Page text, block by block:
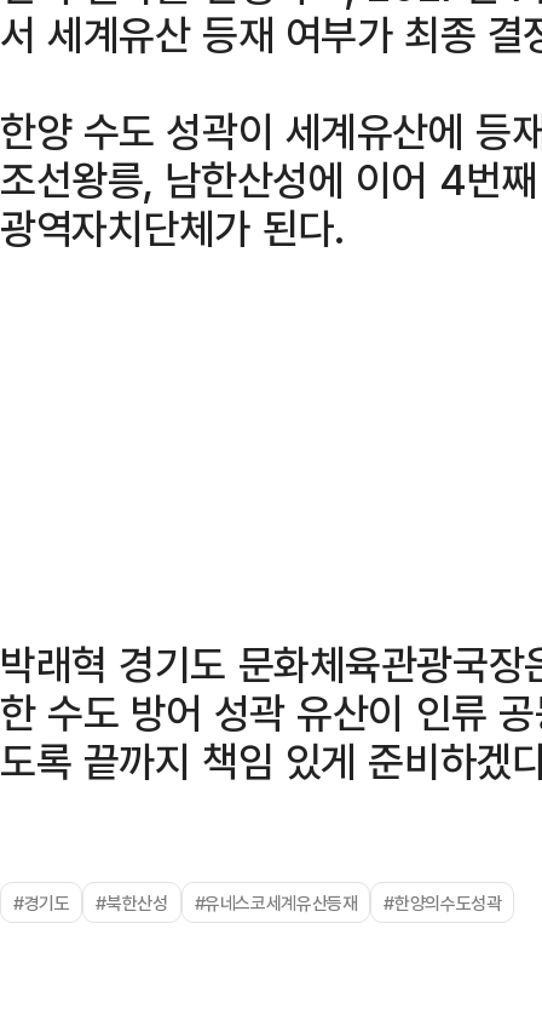
서 세계유산 등재 여부가 최종 결
한양 수도 성곽이 세계유산에 등
조선왕릉, 남한산성에 이어 4번
광역자치단체가 된다.
박래혁 경기도 문화체육관광국
한 수도 방어 성곽 유산이 인류
도록 끝까지 책임 있게 준비하겠
#경기도 #북한산성 #유네스코세계유산등재 #한양의수도성곽